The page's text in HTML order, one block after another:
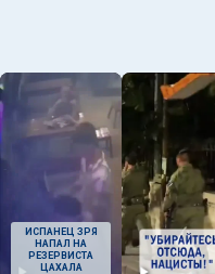
ИСПАНЕЦ ЗРЯ
НАПАЛ НА
РЕЗЕРВИСТА
ЦАХАЛА